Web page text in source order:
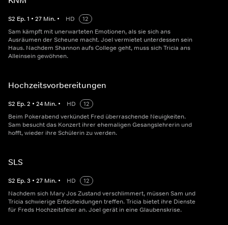
S2 Ep.1 • 27 Min. • HD
12
Sam kämpft mit unerwarteten Emotionen, als sie sich ans
Ausräumen der Scheune macht. Joel vermietet unterdessen sein
Haus. Nachdem Shannon aufs College geht, muss sich Tricia ans
Alleinsein gewöhnen.
Hochzeitsvorbereitungen
S2 Ep.2 • 24 Min. • HD
12
Beim Pokerabend verkündet Fred überraschende Neuigkeiten.
Sam besucht das Konzert ihrer ehemaligen Gesangslehrerin und
hofft, wieder ihre Schülerin zu werden.
SLS
S2 Ep.3 • 27 Min. • HD
12
Nachdem sich Mary Jos Zustand verschlimmert, müssen Sam und
Tricia schwierige Entscheidungen treffen. Tricia bietet ihre Dienste
für Freds Hochzeitsfeier an. Joel gerät in eine Glaubenskrise.